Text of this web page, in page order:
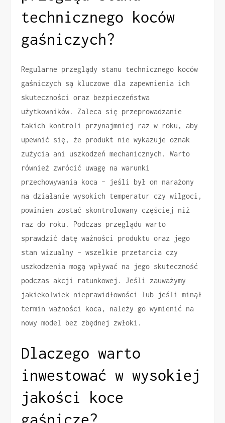
technicznego koców
gaśniczych?
Regularne przeglądy stanu technicznego koców
gaśniczych są kluczowe dla zapewnienia ich
skuteczności oraz bezpieczeństwa
użytkowników. Zaleca się przeprowadzanie
takich kontroli przynajmniej raz w roku, aby
upewnić się, że produkt nie wykazuje oznak
zużycia ani uszkodzeń mechanicznych. Warto
również zwrócić uwagę na warunki
przechowywania koca – jeśli był on narażony
na działanie wysokich temperatur czy wilgoci,
powinien zostać skontrolowany częściej niż
raz do roku. Podczas przeglądu warto
sprawdzić datę ważności produktu oraz jego
stan wizualny – wszelkie przetarcia czy
uszkodzenia mogą wpływać na jego skuteczność
podczas akcji ratunkowej. Jeśli zauważymy
jakiekolwiek nieprawidłowości lub jeśli minął
termin ważności koca, należy go wymienić na
nowy model bez zbędnej zwłoki.
Dlaczego warto
inwestować w wysokiej
jakości koce
gaśnicze?